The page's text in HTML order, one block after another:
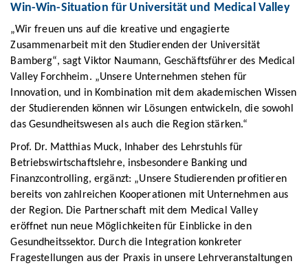
Win-Win-Situation für Universität und Medical Valley
„Wir freuen uns auf die kreative und engagierte
Zusammenarbeit mit den Studierenden der Universität
Bamberg“, sagt Viktor Naumann, Geschäftsführer des Medical
Valley Forchheim. „Unsere Unternehmen stehen für
Innovation, und in Kombination mit dem akademischen Wissen
der Studierenden können wir Lösungen entwickeln, die sowohl
das Gesundheitswesen als auch die Region stärken.“
Prof. Dr. Matthias Muck, Inhaber des Lehrstuhls für
Betriebswirtschaftslehre, insbesondere Banking und
Finanzcontrolling, ergänzt: „Unsere Studierenden profitieren
bereits von zahlreichen Kooperationen mit Unternehmen aus
der Region. Die Partnerschaft mit dem Medical Valley
eröffnet nun neue Möglichkeiten für Einblicke in den
Gesundheitssektor. Durch die Integration konkreter
Fragestellungen aus der Praxis in unsere Lehrveranstaltungen